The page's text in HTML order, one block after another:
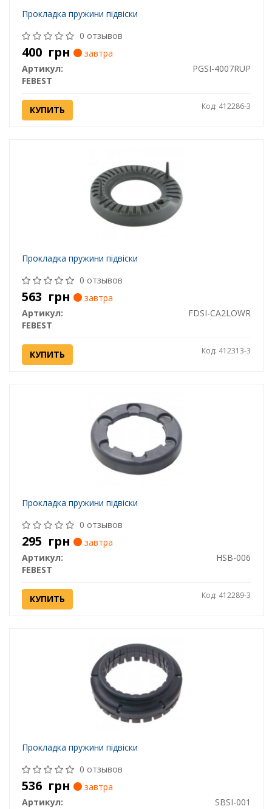
Прокладка пружини підвіски
0 отзывов
400 грн
завтра
Артикул:
PGSI-4007RUP
FEBEST
КУПИТЬ Код: 412286-3
Прокладка пружини підвіски
0 отзывов
563 грн
завтра
Артикул:
FDSI-CA2LOWR
FEBEST
КУПИТЬ Код: 412313-3
Прокладка пружини підвіски
0 отзывов
295 грн
завтра
Артикул:
HSB-006
FEBEST
КУПИТЬ Код: 412289-3
Прокладка пружини підвіски
0 отзывов
536 грн
завтра
Артикул:
SBSI-001